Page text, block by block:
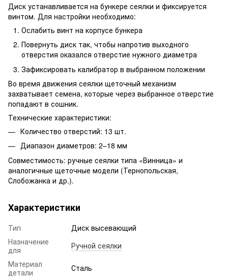
Диск устанавливается на бункере сеялки и фиксируется
винтом. Для настройки необходимо:
Ослабить винт на корпусе бункера
Повернуть диск так, чтобы напротив выходного
отверстия оказался отверстие нужного диаметра
Зафиксировать калибратор в выбранном положении
Во время движения сеялки щеточный механизм
захватывает семена, которые через выбранное отверстие
попадают в сошник.
Технические характеристики:
Количество отверстий: 13 шт.
Диапазон диаметров: 2–18 мм
Совместимость: ручные сеялки типа «Винница» и
аналогичные щеточные модели (Тернопольская,
Слобожанка и др.).
Характеристики
Тип
Диск высевающий
Назначение
для
Ручной сеялки
Материал
детали
Сталь